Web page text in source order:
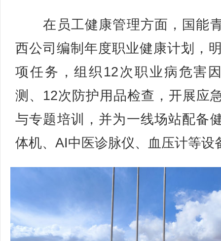
在员工健康管理方面，国能
西公司编制年度职业健康计划，
项任务，组织12次职业病危害
测、12次防护用品检查，开展应
与专题培训，并为一线场站配备
体机、AI中医诊脉仪、血压计等设